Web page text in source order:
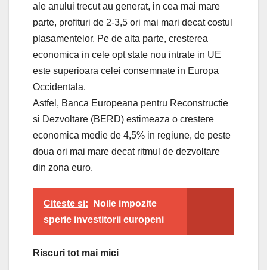
ale anului trecut au generat, in cea mai mare
parte, profituri de 2-3,5 ori mai mari decat costul
plasamentelor. Pe de alta parte, cresterea
economica in cele opt state nou intrate in UE
este superioara celei consemnate in Europa
Occidentala.
Astfel, Banca Europeana pentru Reconstructie
si Dezvoltare (BERD) estimeaza o crestere
economica medie de 4,5% in regiune, de peste
doua ori mai mare decat ritmul de dezvoltare
din zona euro.
Citeste si:
Noile impozite
sperie investitorii europeni
Riscuri tot mai mici